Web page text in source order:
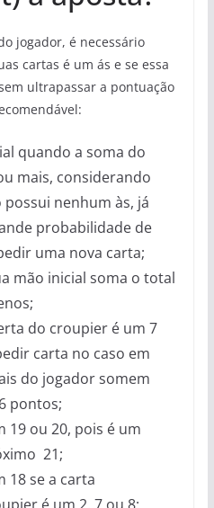
jogador, é necessário
cartas é um ás e se essa
ultrapassar a pontuação
quando a soma do
mais, considerando
nenhum às, já
probabilidade de
uma nova carta;
mão inicial soma o total
do croupier é um 7
carta no caso em
do jogador somem
pontos;
19 ou 20, pois é um
21;
18 se a carta